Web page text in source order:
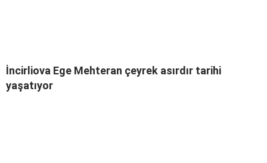
İncirliova Ege Mehteran çeyrek asırdır tarihi
yaşatıyor